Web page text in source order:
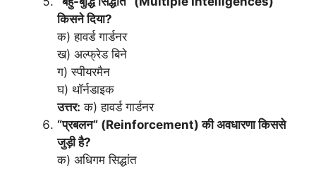
किसने दिया?
क) हावर्ड गार्डनर
ख) अल्फ्रेड बिने
ग) स्पीयरमैन
घ) थॉर्नडाइक
उत्तर: क) हावर्ड गार्डनर
“प्रबलन” (Reinforcement) की अवधारणा किससे
जुड़ी है?
क) अधिगम सिद्धांत